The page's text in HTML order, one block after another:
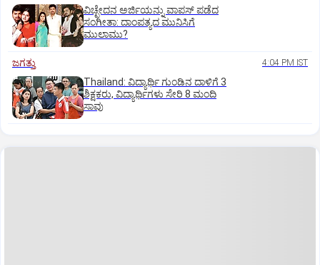
ವಿಚ್ಛೇದನ ಅರ್ಜಿಯನ್ನು ವಾಪಸ್‌ ಪಡೆದ
ಸಂಗೀತಾ: ದಾಂಪತ್ಯದ ಮುನಿಸಿಗೆ
ಮುಲಾಮು?
ಜಗತ್ತು 4:04 PM IST
Thailand: ವಿದ್ಯಾರ್ಥಿ ಗುಂಡಿನ ದಾಳಿಗೆ 3
ಶಿಕ್ಷಕರು, ವಿದ್ಯಾರ್ಥಿಗಳು ಸೇರಿ 8 ಮಂದಿ
ಸಾವು